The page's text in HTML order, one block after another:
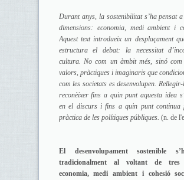
Durant anys, la sostenibilitat s’ha pensat
dimensions: economia, medi ambient i
Aquest text introdueix un desplaçament
estructura el debat: la necessitat
cultura. No com un àmbit més, sinó
valors, pràctiques i imaginaris que
com les societats es desenvolupen.
reconèixer fins a quin punt aquesta idea
en el discurs i fins a quin punt continua
pràctica de les polítiques públiques. (n. de
El desenvolupament sostenible
tradicionalment al voltant de tres
economia, medi ambient i cohesió